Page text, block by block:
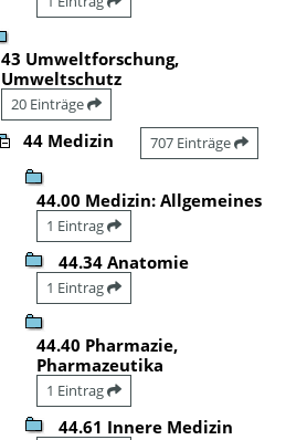
43 Umweltforschung,
Umweltschutz
20 Einträge
44 Medizin 707 Einträge
44.00 Medizin: Allgemeines
1 Eintrag
44.34 Anatomie
1 Eintrag
44.40 Pharmazie,
Pharmazeutika
1 Eintrag
44.61 Innere Medizin